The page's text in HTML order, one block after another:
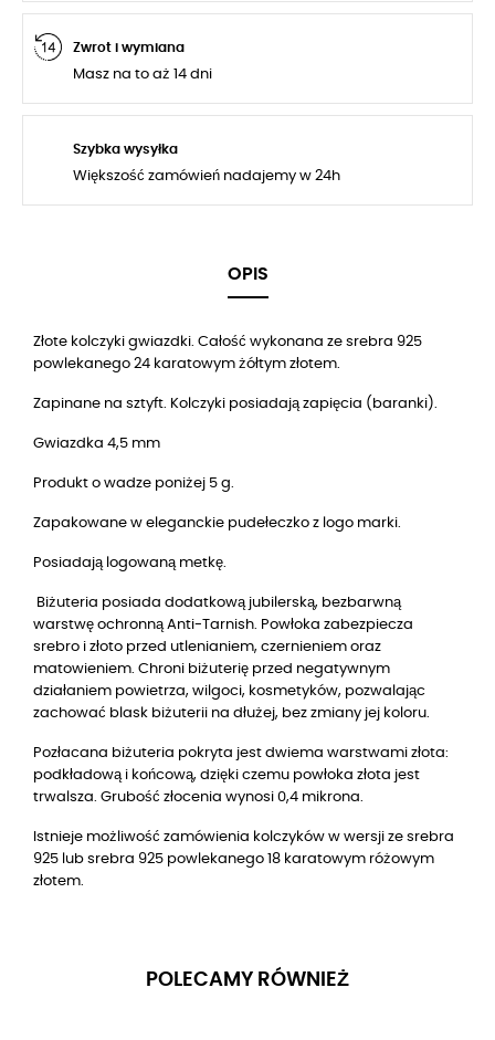
Zwrot i wymiana
Masz na to aż 14 dni
Szybka wysyłka
Większość zamówień nadajemy w 24h
OPIS
Złote kolczyki gwiazdki. Całość wykonana ze srebra 925
powlekanego 24 karatowym żółtym złotem.
Zapinane na sztyft. Kolczyki posiadają zapięcia (baranki).
Gwiazdka 4,5 mm
Produkt o wadze poniżej 5 g.
Zapakowane w eleganckie pudełeczko z logo marki.
Posiadają logowaną metkę.
Biżuteria posiada dodatkową jubilerską, bezbarwną
warstwę ochronną Anti-Tarnish. Powłoka zabezpiecza
srebro i złoto przed utlenianiem, czernieniem oraz
matowieniem. Chroni biżuterię przed negatywnym
działaniem powietrza, wilgoci, kosmetyków, pozwalając
zachować blask biżuterii na dłużej, bez zmiany jej koloru.
Pozłacana biżuteria pokryta jest dwiema warstwami złota:
podkładową i końcową, dzięki czemu powłoka złota jest
trwalsza. Grubość złocenia wynosi 0,4 mikrona.
Istnieje możliwość zamówienia kolczyków w wersji ze srebra
925 lub srebra 925 powlekanego 18 karatowym różowym
złotem.
POLECAMY RÓWNIEŻ